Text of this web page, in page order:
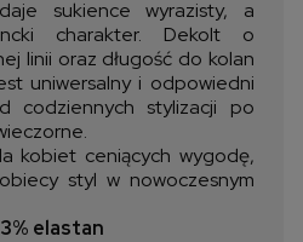
sukience wyrazisty, a
charakter. Dekolt o
linii oraz długość do kolan
uniwersalny i odpowiedni
codziennych stylizacji po
kobiet ceniących wygodę,
styl w nowoczesnym
elastan